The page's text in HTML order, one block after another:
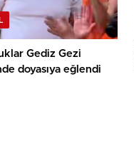
Gediz Gezi
doyasıya eğlendi